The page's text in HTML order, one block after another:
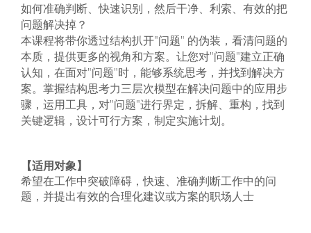
如何准确判断、快速识别，然后干净、利索、有效的把
问题解决掉？
本课程将带你透过结构扒开"问题" 的伪装，看清问题的
本质，提供更多的视角和方案。让您对"问题"建立正确
认知，在面对"问题"时，能够系统思考，并找到解决方
案。掌握结构思考力三层次模型在解决问题中的应用步
骤，运用工具，对"问题"进行界定，拆解、重构，找到
关键逻辑，设计可行方案，制定实施计划。
【适用对象】
希望在工作中突破障碍，快速、准确判断工作中的问
题，并提出有效的合理化建议或方案的职场人士